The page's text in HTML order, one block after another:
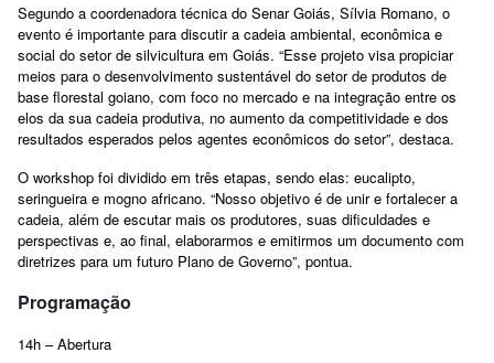
Segundo a coordenadora técnica do Senar Goiás, Sílvia Romano, o
evento é importante para discutir a cadeia ambiental, econômica e
social do setor de silvicultura em Goiás. “Esse projeto visa propiciar
meios para o desenvolvimento sustentável do setor de produtos de
base florestal goiano, com foco no mercado e na integração entre os
elos da sua cadeia produtiva, no aumento da competitividade e dos
resultados esperados pelos agentes econômicos do setor”, destaca.
O workshop foi dividido em três etapas, sendo elas: eucalipto,
seringueira e mogno africano. “Nosso objetivo é de unir e fortalecer a
cadeia, além de escutar mais os produtores, suas dificuldades e
perspectivas e, ao final, elaborarmos e emitirmos um documento com
diretrizes para um futuro Plano de Governo”, pontua.
Programação
14h – Abertura